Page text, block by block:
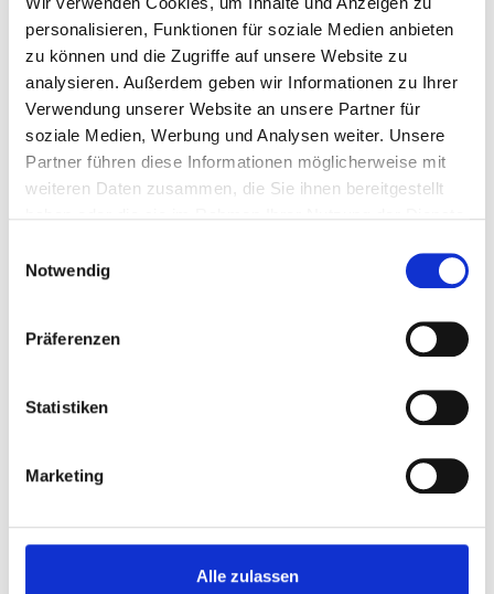
personalisieren, Funktionen für soziale Medien anbieten
zu können und die Zugriffe auf unsere Website zu
analysieren. Außerdem geben wir Informationen zu Ihrer
Verwendung unserer Website an unsere Partner für
soziale Medien, Werbung und Analysen weiter. Unsere
Partner führen diese Informationen möglicherweise mit
weiteren Daten zusammen, die Sie ihnen bereitgestellt
Notwendig
Präferenzen
Statistiken
Marketing
Alle zulassen
Wie komme ich zu meiner Perücke?
Wie lange dauert es bis ich meine Perücke
bekomme?
Unser persönliches Anliegen an Sie
Vor allem möchten wir Ihnen die Angst nehmen, man könne
sofort sehen, dass Sie eine Perücke oder ein Haarteil tragen.